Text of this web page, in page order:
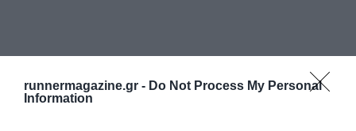
runnermagazine.gr - Do Not Process My Personal
Information